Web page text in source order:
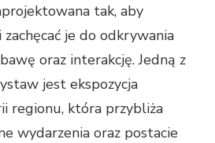
tak, aby
zachęcać je do odkrywania
oraz interakcję. Jedną z
jest ekspozycja
regionu, która przybliża
wydarzenia oraz postacie